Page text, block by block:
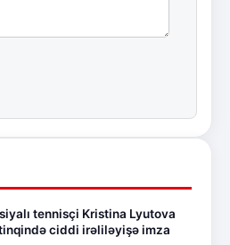
tennisçi Kristina Lyutova
ciddi irəliləyişə imza